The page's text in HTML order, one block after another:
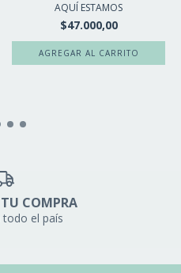
AQUÍ ESTAMOS
$47.000,00
COMPRA
todo el país